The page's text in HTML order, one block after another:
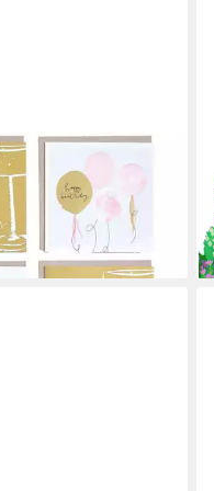
6er-Pack
Werktagen bei dir